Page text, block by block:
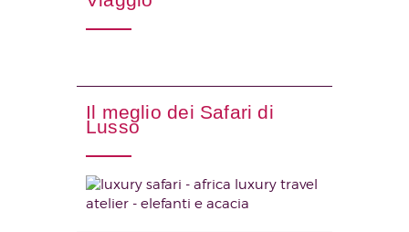
Il meglio dei Safari di
Lusso